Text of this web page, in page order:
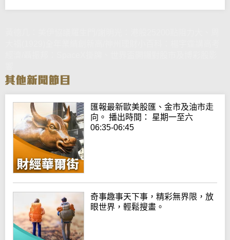
匯報最新歐美股匯、金市及油市走
向。 播出時間： 星期一至六
06:35-06:45
奇事趣事天下事，精彩無界限，放
眼世界，輕鬆搜畫。